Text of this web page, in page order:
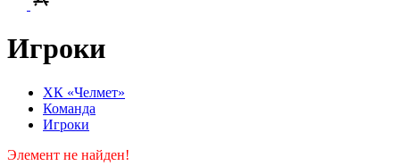
Игроки
ХК «Челмет»
Команда
Игроки
Элемент не найден!